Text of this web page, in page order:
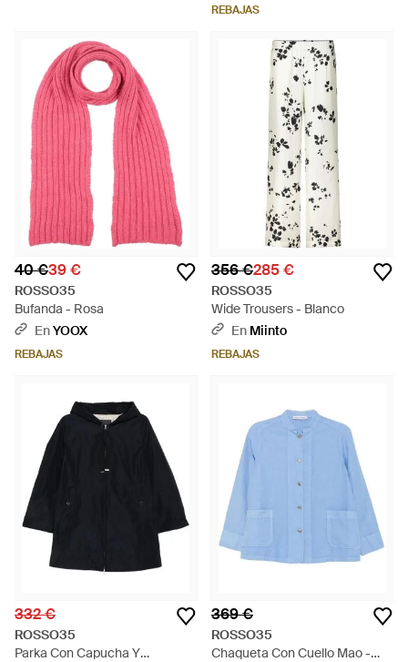
REBAJAS
40 €39 €
ROSSO35
Bufanda - Rosa
EnYOOX
REBAJAS
356 €285 €
ROSSO35
Wide Trousers - Blanco
En Miinto
REBAJAS
332 €
ROSSO35
Parka Con Capucha Y
369 €
ROSSO35
Chaqueta Con Cuello Mao -